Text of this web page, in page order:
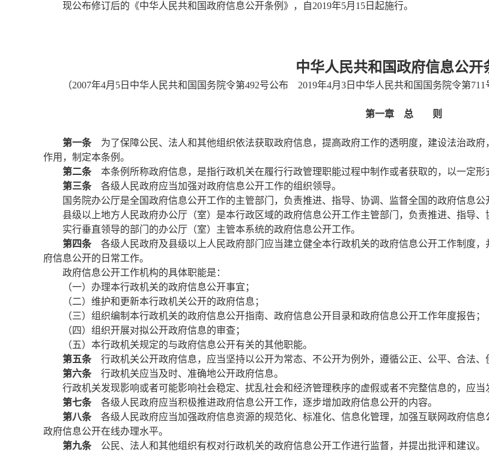
现公布修订后的《中华人民共和国政府信息公开条例》，自2019年5月15日起施行。
中华人民共和国政府信息公开
（2007年4月5日中华人民共和国国务院令第492号公布 2019年4月3日中华人民共和国国务院令第711
第一章 总 则
第一条为了保障公民、法人和其他组织依法获取政府信息，提高政府工作的透明度，建设法治政
作用，制定本条例。
第二条 本条例所称政府信息，是指行政机关在履行行政管理职能过程中制作或者获取的，以一定形
第三条各级人民政府应当加强对政府信息公开工作的组织领导。
国务院办公厅是全国政府信息公开工作的主管部门，负责推进、指导、协调、监督全国的政府信息公
县级以上地方人民政府办公厅（室）是本行政区域的政府信息公开工作主管部门，负责推进、指导、
实行垂直领导的部门的办公厅（室）主管本系统的政府信息公开工作。
第四条各级人民政府及县级以上人民政府部门应当建立健全本行政机关的政府信息公开工作制度
府信息公开的日常工作。
政府信息公开工作机构的具体职能是：
（一）办理本行政机关的政府信息公开事宜；
（二）维护和更新本行政机关公开的政府信息；
（三）组织编制本行政机关的政府信息公开指南、政府信息公开目录和政府信息公开工作年度报告；
（四）组织开展对拟公开政府信息的审查；
（五）本行政机关规定的与政府信息公开有关的其他职能。
第五条行政机关公开政府信息，应当坚持以公开为常态、不公开为例外，遵循公正、公平、合法、
第六条行政机关应当及时、准确地公开政府信息。
行政机关发现影响或者可能影响社会稳定、扰乱社会和经济管理秩序的虚假或者不完整信息的，应当
第七条各级人民政府应当积极推进政府信息公开工作，逐步增加政府信息公开的内容。
第八条各级人民政府应当加强政府信息资源的规范化、标准化、信息化管理，加强互联网政府信
政府信息公开在线办理水平。
第九条公民、法人和其他组织有权对行政机关的政府信息公开工作进行监督，并提出批评和建议。
分